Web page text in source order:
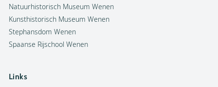
Natuurhistorisch Museum Wenen
Kunsthistorisch Museum Wenen
Stephansdom Wenen
Spaanse Rijschool Wenen
Links